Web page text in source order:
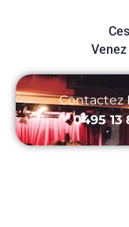
Contactez
0495 13